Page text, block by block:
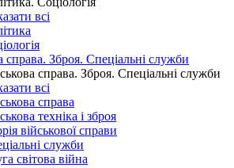
всі
справа. Зброя. Спеціальні служби
справа. Зброя. Спеціальні служби
всі
справа
техніка і зброя
військової справи
служби
світова війна